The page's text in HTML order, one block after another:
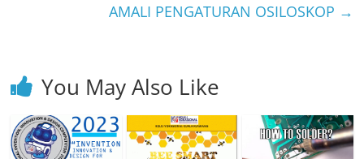
AMALI PENGATURAN OSILOSKOP →
You May Also Like